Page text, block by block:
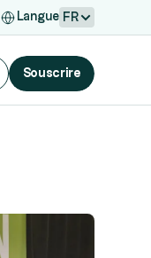
Langue FR
Souscrire